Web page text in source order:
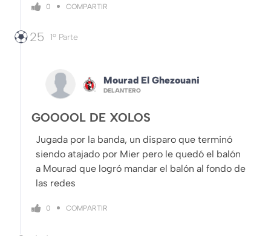
0 COMPARTIR
25 1º Parte
Mourad El Ghezouani
DELANTERO
GOOOOL DE XOLOS
Jugada por la banda, un disparo que terminó
siendo atajado por Mier pero le quedó el balón
a Mourad que logró mandar el balón al fondo de
las redes
0 COMPARTIR